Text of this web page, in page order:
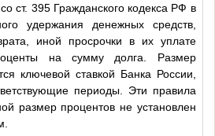
ст. 395 Гражданского кодекса РФ в
удержания денежных средств,
иной просрочки в их уплате
на сумму долга. Размер
ключевой ставкой Банка России,
периоды. Эти правила
размер процентов не установлен